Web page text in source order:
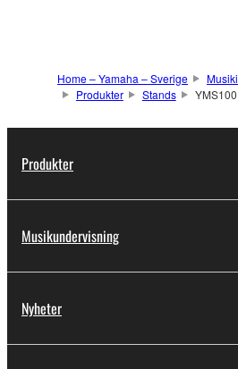
Home – Yamaha – Sverige
Produkter
Stands YMS100
Produkter
Musikundervisning
Nyheter